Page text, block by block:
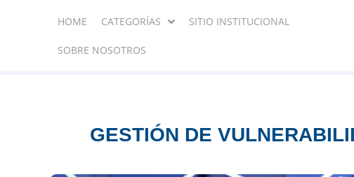
HOME CATEGORÍAS SITIO INSTITUCIONAL
SOBRE NOSOTROS
GESTIÓN DE